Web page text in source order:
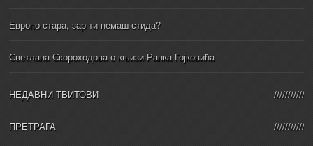
Европо стара, зар ти немаш стида?
Светлана Скороходова о књизи Ранка Гојковића
НЕДАВНИ ТВИТОВИ
ПРЕТРАГА